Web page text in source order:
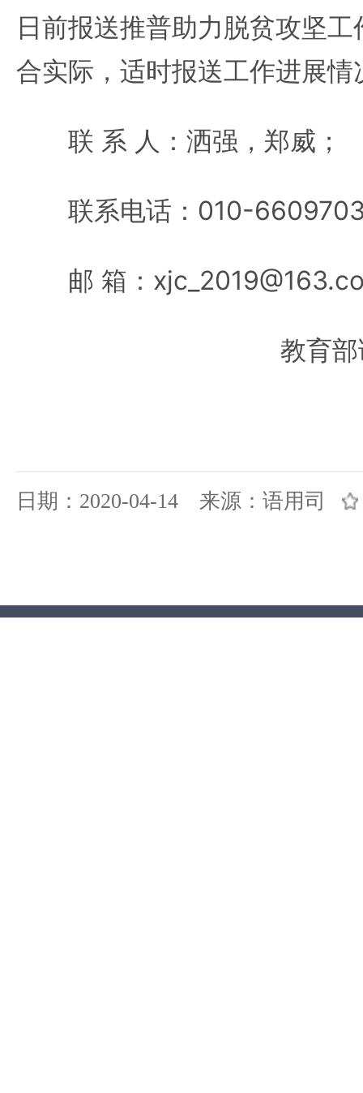
日前报送推普助力脱贫攻坚
合实际，适时报送工作进展情
联 系 人：洒强，郑威；
联系电话：010-
邮 箱：
教育
日期：2020-04-14 来源：语用司